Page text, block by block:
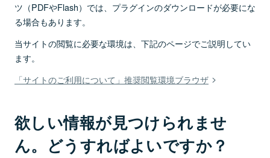
ツ（PDFやFlash）では、プラグインのダウンロードが必要にな
る場合もあります。
当サイトの閲覧に必要な環境は、下記のページでご説明してい
ます。
「サイトのご利用について」推奨閲覧環境ブラウザ
欲しい情報が見つけられませ
ん。どうすればよいですか？